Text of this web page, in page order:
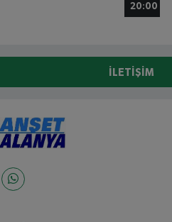
20:00
İLETIŞIM